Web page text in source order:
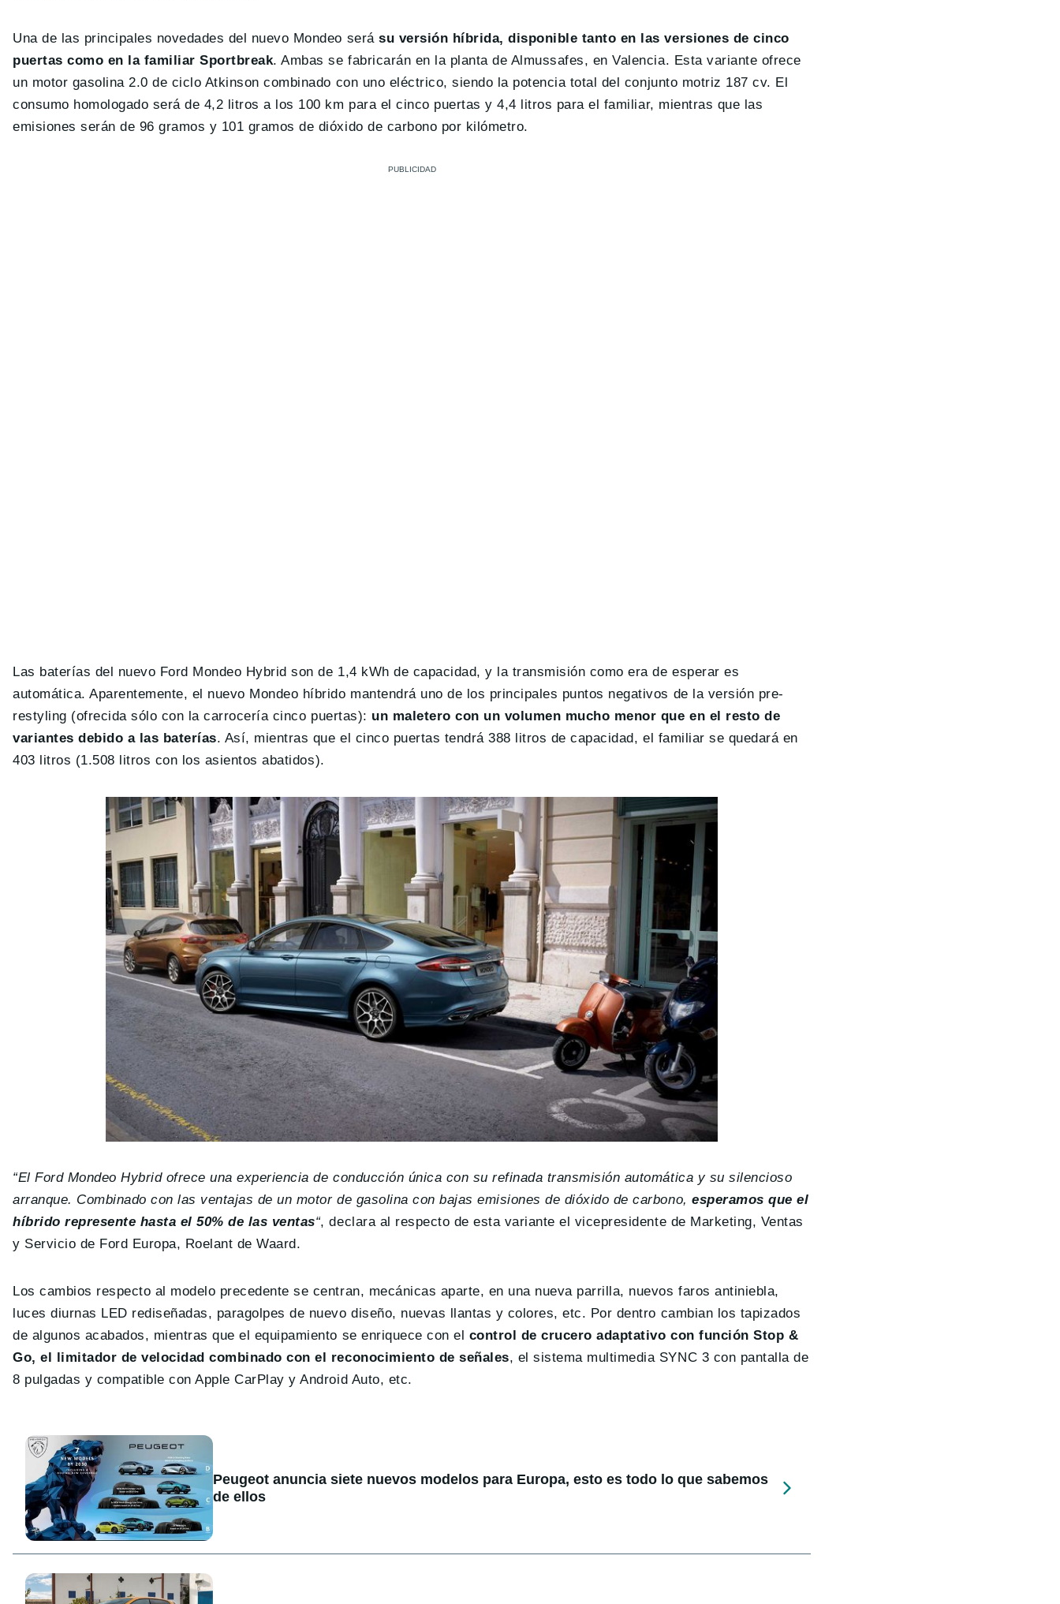
Una de las principales novedades del nuevo Mondeo serásu versión híbrida, disponible tanto en las versiones de cinco
puertas como en la familiar Sportbreak. Ambas se fabricarán en la planta de Almussafes, en Valencia. Esta variante ofrece
un motor gasolina 2.0 de ciclo Atkinson combinado con uno eléctrico, siendo la potencia total del conjunto motriz 187 cv. El
consumo homologado será de 4,2 litros a los 100 km para el cinco puertas y 4,4 litros para el familiar, mientras que las
emisiones serán de 96 gramos y 101 gramos de dióxido de carbono por kilómetro.
Las baterías del nuevo Ford Mondeo Hybrid son de 1,4 kWh de capacidad, y la transmisión como era de esperar es
automática. Aparentemente, el nuevo Mondeo híbrido mantendrá uno de los principales puntos negativos de la versión pre-
restyling (ofrecida sólo con la carrocería cinco puertas): un maletero con un volumen mucho menor que en el resto de
variantes debido a las baterías. Así, mientras que el cinco puertas tendrá 388 litros de capacidad, el familiar se quedará en
403 litros (1.508 litros con los asientos abatidos).
“El Ford Mondeo Hybrid ofrece una experiencia de conducción única con su refinada transmisión automática y su silencioso
arranque. Combinado con las ventajas de un motor de gasolina con bajas emisiones de dióxido de carbono,esperamos que el
híbrido represente hasta el 50% de las ventas“, declara al respecto de esta variante el vicepresidente de Marketing, Ventas
y Servicio de Ford Europa, Roelant de Waard.
Los cambios respecto al modelo precedente se centran, mecánicas aparte, en una nueva parrilla, nuevos faros antiniebla,
luces diurnas LED rediseñadas, paragolpes de nuevo diseño, nuevas llantas y colores, etc. Por dentro cambian los tapizados
de algunos acabados, mientras que el equipamiento se enriquece con el control de crucero adaptativo con función Stop &
Go, el limitador de velocidad combinado con el reconocimiento de señales, el sistema multimedia SYNC 3 con pantalla de
8 pulgadas y compatible con Apple CarPlay y Android Auto, etc.
Peugeot anuncia siete nuevos modelos para Europa, esto es todo lo que sabemos
de ellos